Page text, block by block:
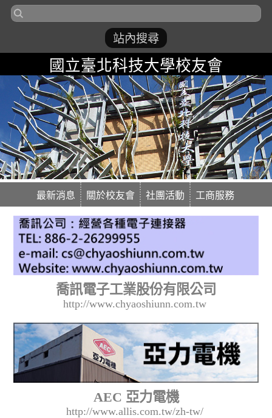
國立臺北科技大學校友會
最新消息 關於校友會 社團活動 工商服務
喬訊電子工業股份有限公司
http://www.chyaoshiunn.com.tw
AEC 亞力電機
http://www.allis.com.tw/zh-tw/